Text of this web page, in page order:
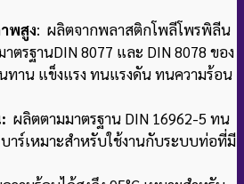
พสูง: ผลิตจากพลาสติกโพลีโพรพิลีน
าตรฐานDIN 8077 และ DIN 8078 ของ
ทาน แข็งแรง ทนแรงดัน ทนความร้อน
ผลิตตามมาตรฐาน DIN 16962-5 ทน
าร์เหมาะสำหรับใช้งานกับระบบท่อที่มี